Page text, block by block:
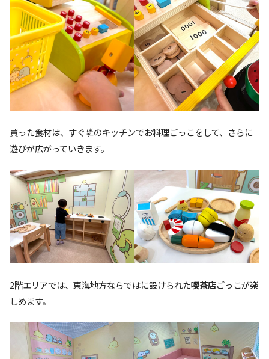
買った食材は、すぐ隣のキッチンでお料理ごっこをして、さらに
遊びが広がっていきます。
2階エリアでは、東海地方ならではに設けられた喫茶店ごっこが楽
しめます。